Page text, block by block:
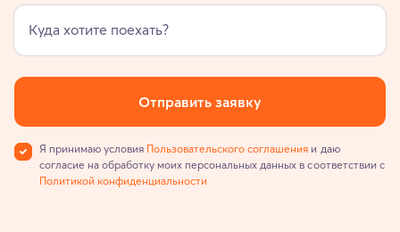
Куда хотите поехать?
Отправить заявку
Я принимаю условия Пользовательского соглашения и даю
согласие на обработку моих персональных данных в соответствии с
Политикой конфиденциальности